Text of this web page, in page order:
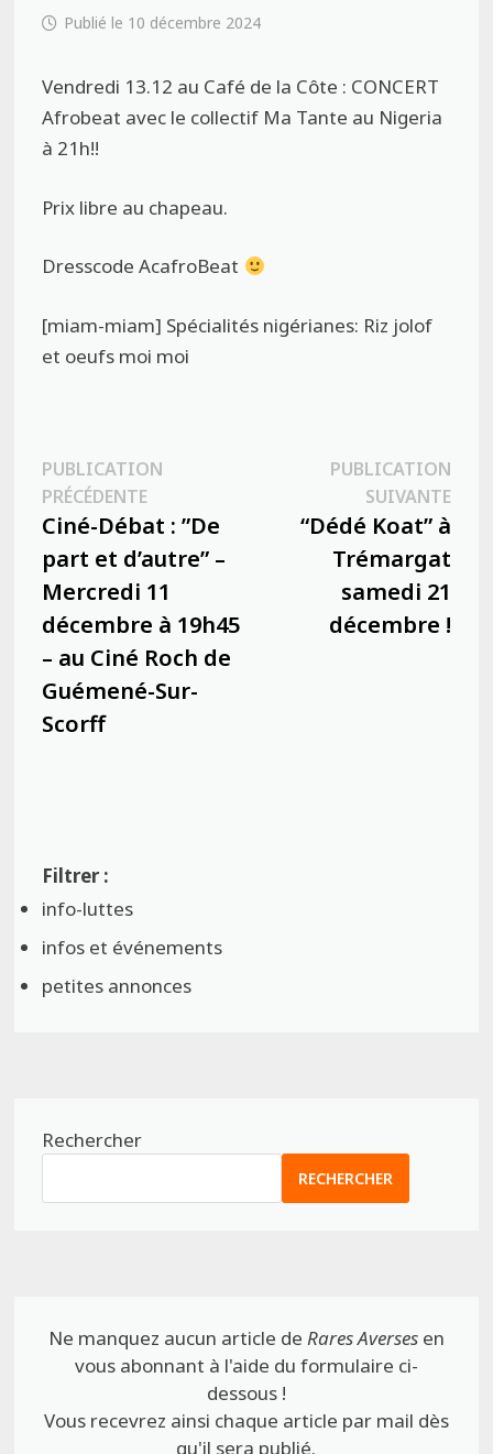
10 décembre 2024
Vendredi 13.12 au Café de la Côte : CONCERT
Afrobeat avec le collectif Ma Tante au Nigeria
à 21h!!
Prix libre au chapeau.
Dresscode AcafroBeat
[miam-miam] Spécialités nigérianes: Riz jolof
et oeufs moi moi
Navigation
de
l’article
PUBLICATION
PRÉCÉDENTEPublication
précédente :
Ciné-Débat : ”De
part et d’autre” –
Mercredi 11
décembre à 19h45
– au Ciné Roch de
Guémené-Sur-
Scorff
PUBLICATION
SUIVANTE
“Dédé Koat” à
Trémargat
samedi 21
décembre !
info-luttes
infos et événements
petites annonces
Rechercher
RECHERCHER
Ne manquez aucun article de Rares Aversesen
vous abonnant à l'aide du formulaire ci-
dessous !
Vous recevrez ainsi chaque article par mail dès
qu'il sera publié.